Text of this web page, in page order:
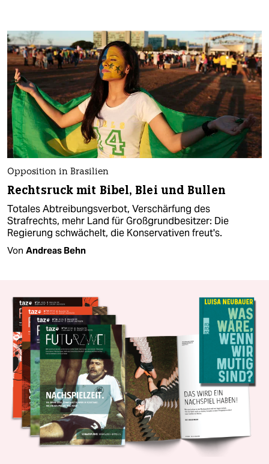
Opposition in Brasilien
Rechtsruck mit Bibel, Blei und Bullen
Totales Abtreibungsverbot, Verschärfung des
Strafrechts, mehr Land für Großgrundbesitzer: Die
Regierung schwächelt, die Konservativen freut's.
Von Andreas Behn